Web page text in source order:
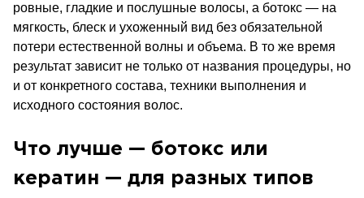
ровные, гладкие и послушные волосы, а ботокс — на
мягкость, блеск и ухоженный вид без обязательной
потери естественной волны и объема. В то же время
результат зависит не только от названия процедуры, но
и от конкретного состава, техники выполнения и
исходного состояния волос.
Что лучше — ботокс или
кератин — для разных типов